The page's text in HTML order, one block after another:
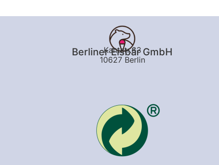
Berliner Eisbär GmbH
Kantstr.63
10627 Berlin